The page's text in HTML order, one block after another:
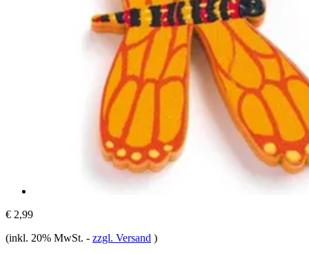
€ 2,99
(inkl. 20% MwSt. - zzgl. Versand )